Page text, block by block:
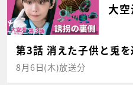
大
第3話 消えた子供と兎を
8月6日(木)放送分